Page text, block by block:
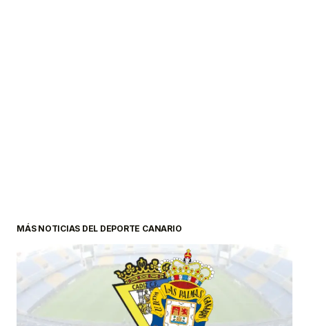
MÁS NOTICIAS DEL DEPORTE CANARIO